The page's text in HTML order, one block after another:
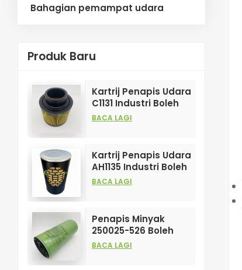
Bahagian pemampat udara
Produk Baru
Kartrij Penapis Udara
C1131 Industri Boleh
Disesuaikan untuk
BACA LAGI
Kartrij Penapis Udara
AH1135 Industri Boleh
Disesuaikan untuk
BACA LAGI
Penapis Minyak
250025-526 Boleh
Disesuaikan
BACA LAGI